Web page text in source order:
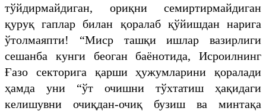
тўйдирмайдиган, ориқни семиртирмайдиган
қуруқ гаплар билан қоралаб қўйишдан нарига
ўтолмаяпти! “Миср ташқи ишлар вазирлиги
сешанба кунги беоган баёнотида, Исроилнинг
Ғазо секторига қарши ҳужумларини қоралади
ҳамда уни “ўт очишни тўхтатиш ҳақидаги
келишувни очиқдан-очиқ бузиш ва минтақа